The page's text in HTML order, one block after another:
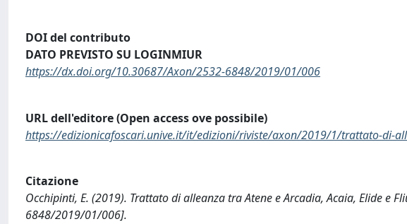
DOI del contributo
DATO PREVISTO SU LOGINMIUR
https://dx.doi.org/10.30687/Axon/2532-6848/2019/01/006
URL dell'editore (Open access ove possibile)
https://edizionicafoscari.unive.it/it/edizioni/riviste/axon/2019/1/trattato-di-
Citazione
Occhipinti, E. (2019). Trattato di alleanza tra Atene e Arcadia, Acaia, Elide e
6848/2019/01/006].